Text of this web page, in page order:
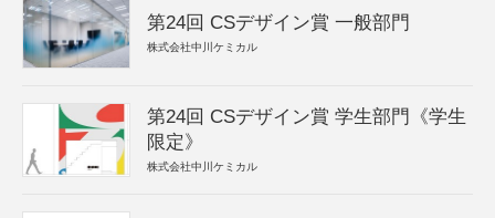
第24回 CSデザイン賞 一般部門
株式会社中川ケミカル
第24回 CSデザイン賞 学生部門《学生
限定》
株式会社中川ケミカル